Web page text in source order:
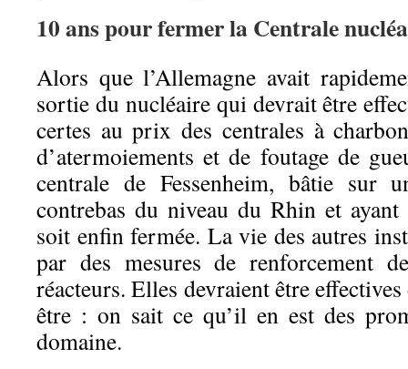
10 ans pour fermer la Centrale
Alors que l’Allemagne avait
sortie du nucléaire qui devrait être
certes au prix des centrales à
d’atermoiements et de foutage de
centrale de Fessenheim, bâtie sur
contrebas du niveau du Rhin et
soit enfin fermée. La vie des autres
par des mesures de renforcement
réacteurs. Elles devraient être
être : on sait ce qu’il en est des
domaine.